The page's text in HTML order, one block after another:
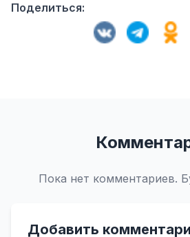
Поделиться:
Пока нет комментариев.
Добавить